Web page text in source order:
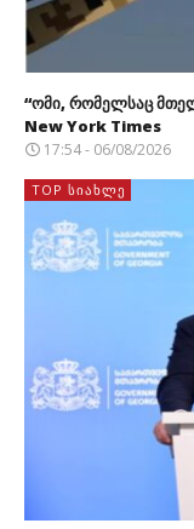
“ომი, რომელსაც
New York Times
17:54 - 06/08/2026
TOP ᲡᲘᲐᲮᲚᲔ